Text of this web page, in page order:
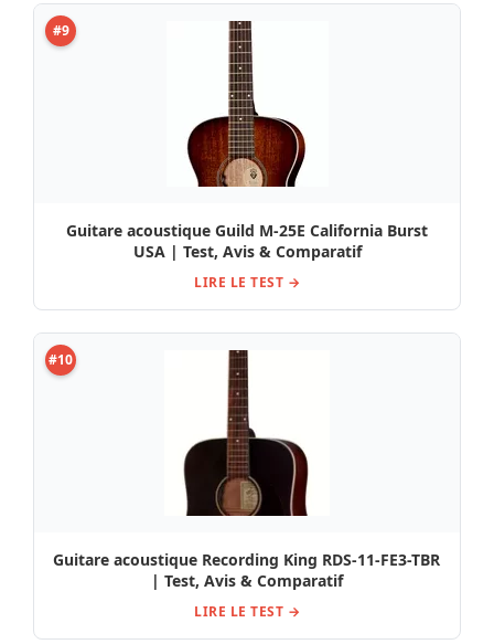
#9
Guitare acoustique Guild M-25E California Burst
USA | Test, Avis & Comparatif
LIRE LE TEST →
#10
Guitare acoustique Recording King RDS-11-FE3-TBR
| Test, Avis & Comparatif
LIRE LE TEST →